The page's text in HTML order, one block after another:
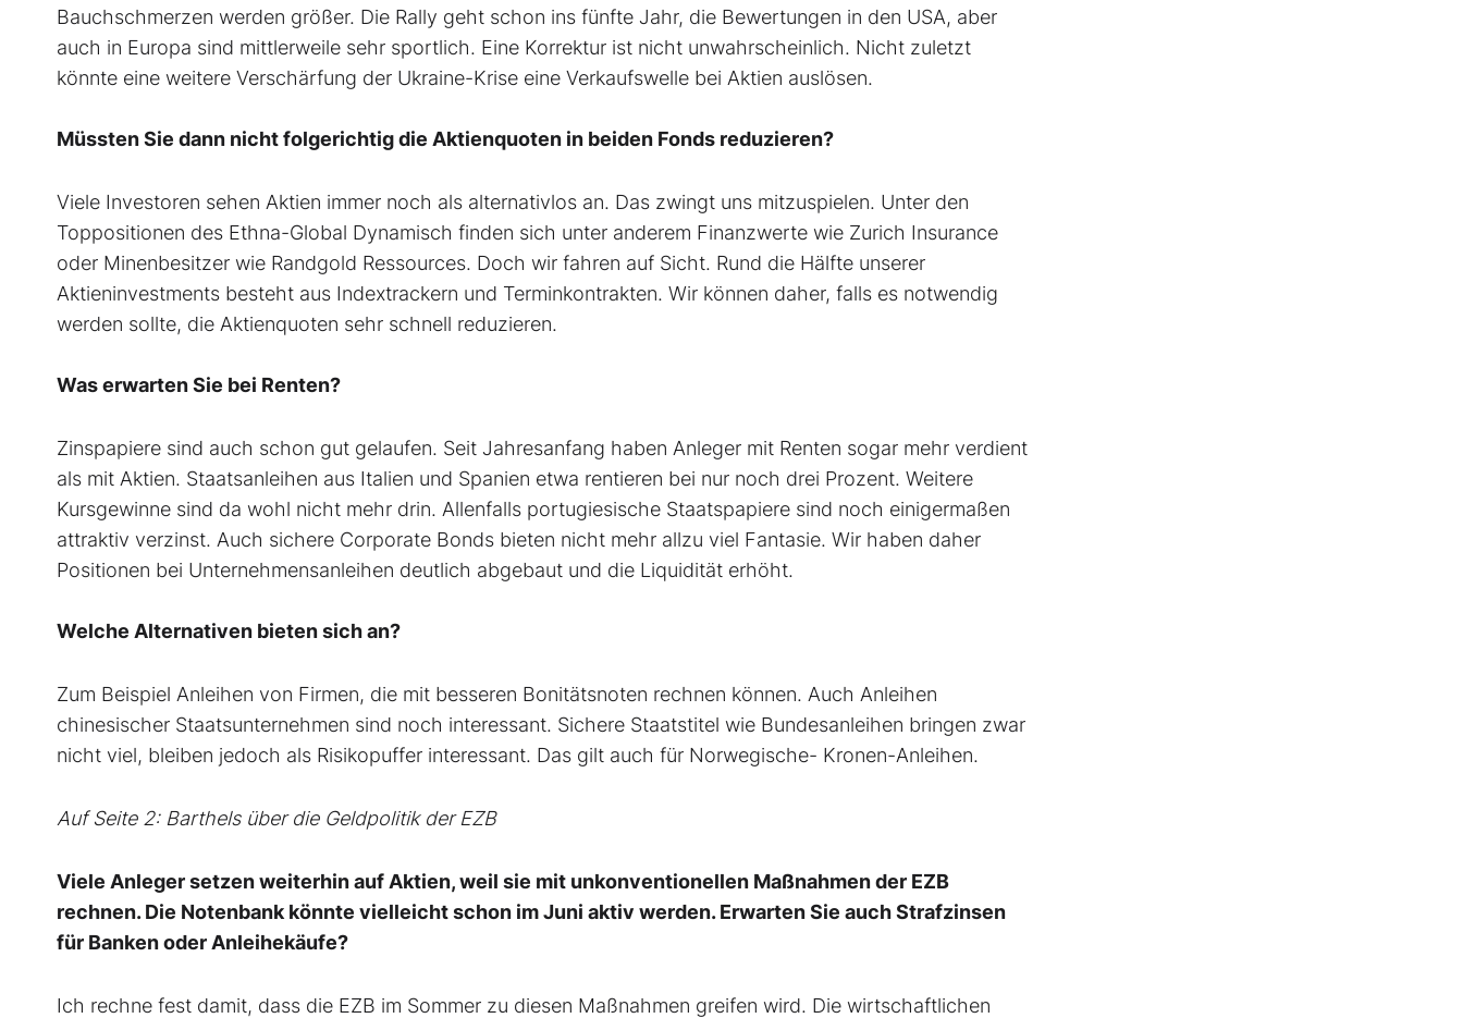
Bauchschmerzen werden größer. Die Rally geht schon ins fünfte Jahr, die Bewertungen in den USA, aber
auch in Europa sind mittlerweile sehr sportlich. Eine Korrektur ist nicht unwahrscheinlich. Nicht zuletzt
könnte eine weitere Verschärfung der Ukraine-Krise eine Verkaufswelle bei Aktien auslösen.
Müssten Sie dann nicht folgerichtig die Aktienquoten in beiden Fonds reduzieren?
Viele Investoren sehen Aktien immer noch als alternativlos an. Das zwingt uns mitzuspielen. Unter den
Toppositionen des Ethna-Global Dynamisch finden sich unter anderem Finanzwerte wie Zurich Insurance
oder Minenbesitzer wie Randgold Ressources. Doch wir fahren auf Sicht. Rund die Hälfte unserer
Aktieninvestments besteht aus Indextrackern und Terminkontrakten. Wir können daher, falls es notwendig
werden sollte, die Aktienquoten sehr schnell reduzieren.
Was erwarten Sie bei Renten?
Zinspapiere sind auch schon gut gelaufen. Seit Jahresanfang haben Anleger mit Renten sogar mehr verdient
als mit Aktien. Staatsanleihen aus Italien und Spanien etwa rentieren bei nur noch drei Prozent. Weitere
Kursgewinne sind da wohl nicht mehr drin. Allenfalls portugiesische Staatspapiere sind noch einigermaßen
attraktiv verzinst. Auch sichere Corporate Bonds bieten nicht mehr allzu viel Fantasie. Wir haben daher
Positionen bei Unternehmensanleihen deutlich abgebaut und die Liquidität erhöht.
Welche Alternativen bieten sich an?
Zum Beispiel Anleihen von Firmen, die mit besseren Bonitätsnoten rechnen können. Auch Anleihen
chinesischer Staatsunternehmen sind noch interessant. Sichere Staatstitel wie Bundesanleihen bringen zwar
nicht viel, bleiben jedoch als Risikopuffer interessant. Das gilt auch für Norwegische- Kronen-Anleihen.
Auf Seite 2: Barthels über die Geldpolitik der EZB
Viele Anleger setzen weiterhin auf Aktien, weil sie mit unkonventionellen Maßnahmen der EZB
rechnen. Die Notenbank könnte vielleicht schon im Juni aktiv werden. Erwarten Sie auch Strafzinsen
für Banken oder Anleihekäufe?
Ich rechne fest damit, dass die EZB im Sommer zu diesen Maßnahmen greifen wird. Die wirtschaftlichen